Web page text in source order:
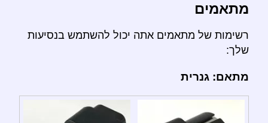
מתאמים
רשימות של מתאמים אתה יכול להשתמש בנסיעות
שלך:
מתאם: גנרית